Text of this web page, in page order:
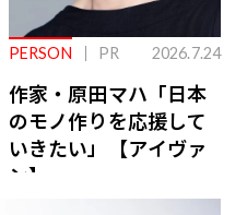
PERSON PR 2026.7.24
作家・原田マハ「日本
のモノ作りを応援して
いきたい」【アイヴァ
ン】